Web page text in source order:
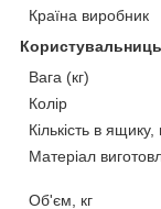
Країна виробник
Вага (кг)
Колір
Кількість в
Матеріал
Об'єм, кг